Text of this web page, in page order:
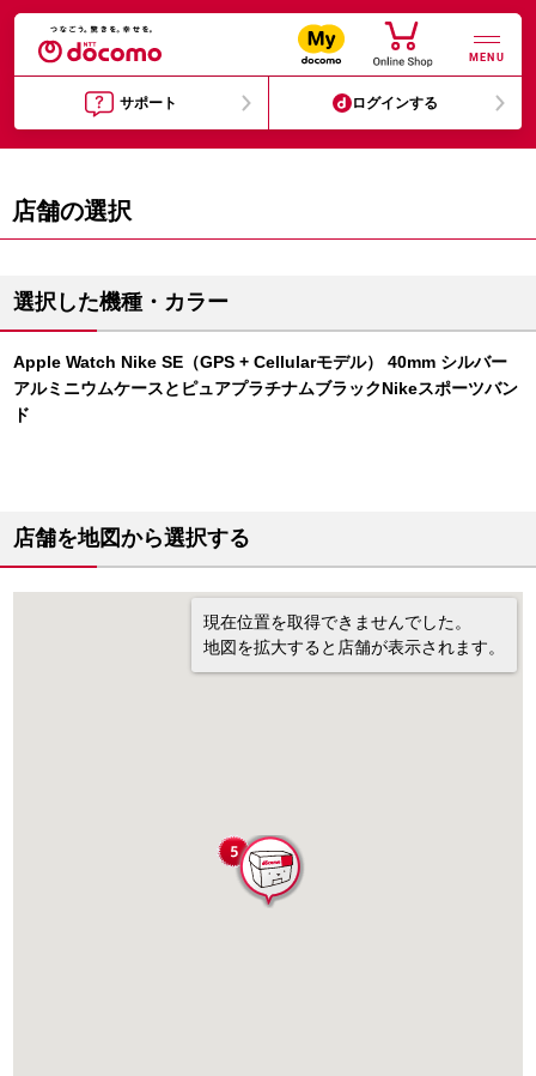
MENU
サポート ログインする
店舗の選択
選択した機種・カラー
Apple Watch Nike SE（GPS + Cellularモデル） 40mm シルバー
アルミニウムケースとピュアプラチナムブラックNikeスポーツバン
ド
店舗を地図から選択する
現在位置を取得できませんでした。
地図を拡大すると店舗が表示されます。